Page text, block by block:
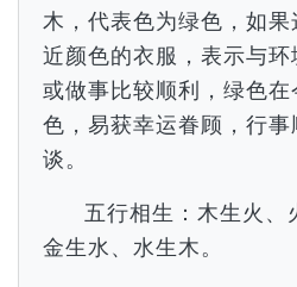
木，代表色为绿色，如
近颜色的衣服，表示与
或做事比较顺利，绿色
色，易获幸运眷顾，行
谈。
五行相生：木生火、
金生水、水生木。